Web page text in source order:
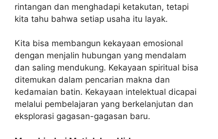
rintangan dan menghadapi ketakutan, tetapi
kita tahu bahwa setiap usaha itu layak.
Kita bisa membangun kekayaan emosional
dengan menjalin hubungan yang mendalam
dan saling mendukung. Kekayaan spiritual bisa
ditemukan dalam pencarian makna dan
kedamaian batin. Kekayaan intelektual dicapai
melalui pembelajaran yang berkelanjutan dan
eksplorasi gagasan-gagasan baru.